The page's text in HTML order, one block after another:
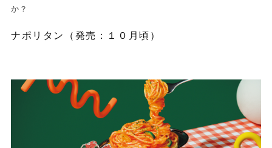
か？
ナポリタン（発売：１０月頃）